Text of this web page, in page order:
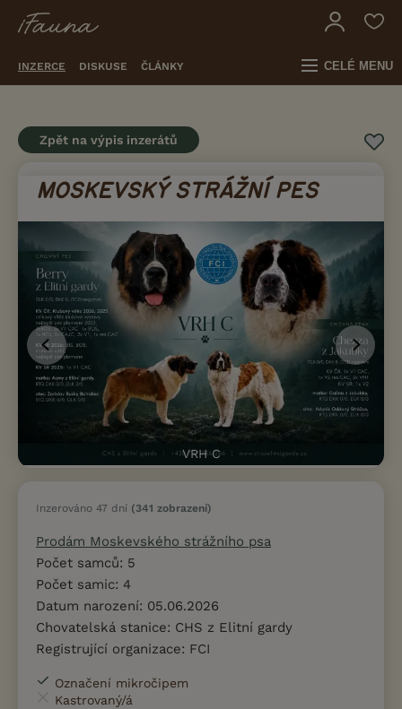
INZERCE DISKUSE ČLÁNKY CELÉ MENU
Zpět na výpis inzerátů
Inzerováno 47 dní (341 zobrazení)
Prodám Moskevského strážního psa
Počet samců: 5
Počet samic: 4
Datum narození: 05.06.2026
Chovatelská stanice: CHS z Elitní gardy
Registrující organizace: FCI
Označení mikročipem
Kastrovaný/á
MOSKEVSKÝ STRÁŽNÍ PES
VRH C